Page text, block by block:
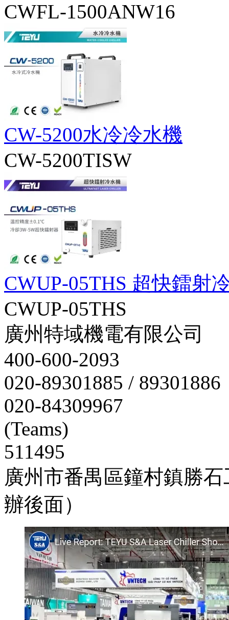
CWFL-1500ANW16
CW-5200水冷冷水機
CW-5200TISW
CWUP-05THS 超快鐳射
CWUP-05THS
廣州特域機電有限公司
400-600-2093
020-89301885 / 89301886
020-84309967
(Teams)
511495
廣州市番禺區鐘村鎮勝
辦後面）